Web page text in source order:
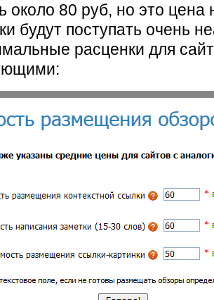
около 80 руб, но это цена
будут поступать очень
расценки для